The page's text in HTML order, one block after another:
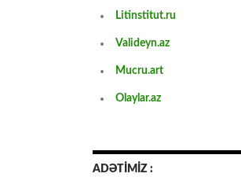
Litinstitut.ru
Valideyn.az
Mucru.art
Olaylar.az
ADƏTİMİZ :